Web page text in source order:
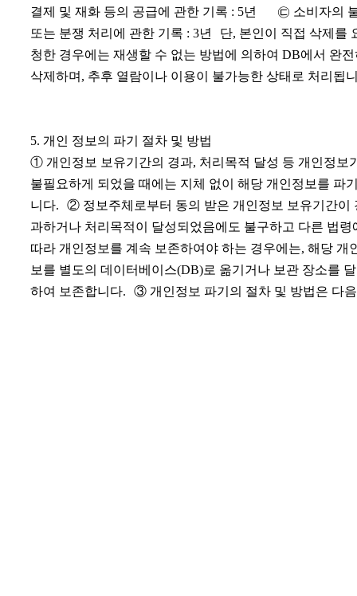
결제 및 재화 등의 공급에 관한 기록 : 5년 ㉢ 소비자의
또는 분쟁 처리에 관한 기록 : 3년 단, 본인이 직접 삭제를
청한 경우에는 재생할 수 없는 방법에 의하여 DB에서 완전
삭제하며, 추후 열람이나 이용이 불가능한 상태로 처리됩
5. 개인 정보의 파기 절차 및 방법
① 개인정보 보유기간의 경과, 처리목적 달성 등 개인정보
불필요하게 되었을 때에는 지체 없이 해당 개인정보를 파
니다. ② 정보주체로부터 동의 받은 개인정보 보유기간이
과하거나 처리목적이 달성되었음에도 불구하고 다른 법령
따라 개인정보를 계속 보존하여야 하는 경우에는, 해당 개
보를 별도의 데이터베이스(DB)로 옮기거나 보관 장소를
하여 보존합니다. ③ 개인정보 파기의 절차 및 방법은 다